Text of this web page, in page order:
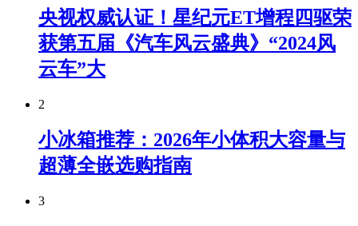
央视权威认证！星纪元ET增程四驱荣
获第五届《汽车风云盛典》“2024风
云车”大
2
小冰箱推荐：2026年小体积大容量与
超薄全嵌选购指南
3